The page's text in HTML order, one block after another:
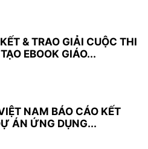
& TRAO GIẢI CUỘC THI
EBOOK GIÁO...
NAM BÁO CÁO KẾT
ÁN ỨNG DỤNG...